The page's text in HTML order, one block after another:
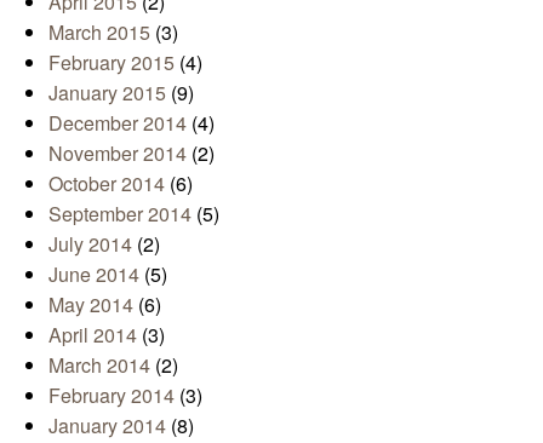
March 2015 (3)
February 2015 (4)
January 2015 (9)
December 2014 (4)
November 2014 (2)
October 2014 (6)
September 2014 (5)
July 2014 (2)
June 2014 (5)
May 2014 (6)
April 2014 (3)
March 2014 (2)
February 2014 (3)
January 2014 (8)